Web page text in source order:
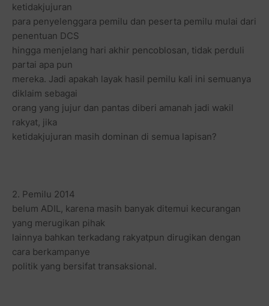
ketidakjujuran
para penyelenggara pemilu dan peserta pemilu mulai dari
penentuan DCS
hingga menjelang hari akhir pencoblosan, tidak perduli
partai apa pun
mereka. Jadi apakah layak hasil pemilu kali ini semuanya
diklaim sebagai
orang yang jujur dan pantas diberi amanah jadi wakil
rakyat, jika
ketidakjujuran masih dominan di semua lapisan?
2. Pemilu 2014
belum ADIL, karena masih banyak ditemui kecurangan
yang merugikan pihak
lainnya bahkan terkadang rakyatpun dirugikan dengan
cara berkampanye
politik yang bersifat transaksional.